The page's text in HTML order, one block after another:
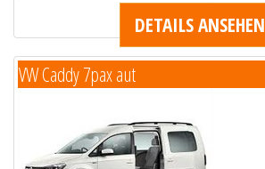
DETAILS ANSEHEN
VW Caddy 7pax aut